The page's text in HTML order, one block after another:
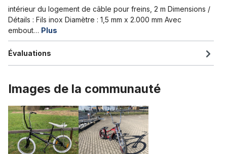
intérieur du logement de câble pour freins, 2 m Dimensions /
Détails : Fils inox Diamètre : 1,5 mm x 2.000 mm Avec
embout… Plus
Évaluations
Images de la communauté